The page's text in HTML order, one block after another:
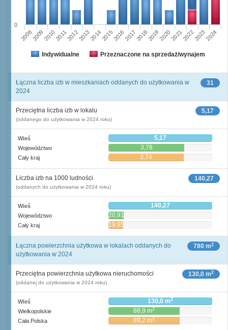
Indywidualne Przeznaczone na sprzedaż/wynajem
20082009201020112012201320142015201620172018201920202021202220232024
0
31
Łączna liczba izb w mieszkaniach oddanych do użytkowania w
2024
5,17
Przeciętna liczba izb w lokalu
(oddanego do użytkowania w 2024 roku)
Wieś 5,17
Województwo 3,78
Cały kraj 3,74
140,27
Liczba izb na 1000 ludności
(oddanych do użytkowania w 2024 roku)
Wieś 140,27
Województwo 20,91
Cały kraj 19,95
780 m2
Łączna powierzchnia użytkowa w lokalach oddanych do
użytkowania w 2024
130,0 m2
Przeciętna powierzchnia użytkowa nieruchomości
(oddanej do użytkowania w 2024 roku)
Wieś 130,0 m2
Wielkopolskie 88,9 m2
Cała Polska 89,2 m2